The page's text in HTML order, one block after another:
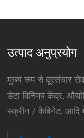
उत्पाद अनुप्रयोग
मुख्य रूप से दूरसंचार
डेटा विनिमय केंद्र,
स्क्रीन / कैबिनेट, आदि